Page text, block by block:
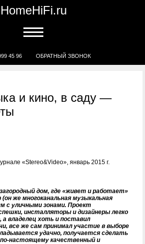
HomeHiFi.ru
45 96 ОБРАТНЫЙ ЗВОНОК
и кино, в саду —
«Stereo&Video», январь 2015 г.
дом, где «живет и работает»
же многоканальная музыкальная
с уличными зонами. Проект
инсталляторы и дизайнеры легко
а владелец хоть и поставил
все же сам принимал участие в выборе
удачно, получается сделать
настоящему качественный и